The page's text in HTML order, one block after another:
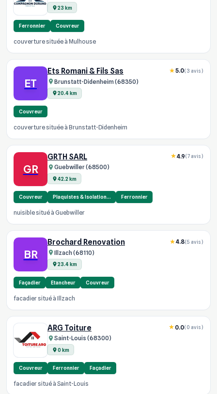
23 km
Ferronnier Couvreur
couverture située à Mulhouse
ET
Ets Romani & Fils Sas
Brunstatt-Didenheim (68350)
20.4 km
5.0(3 avis)
Couvreur
couverture située à Brunstatt-Didenheim
GR
GRTH SARL
Guebwiller (68500)
42.2 km
4.9(7 avis)
Couvreur Plaquistes & Isolation… Ferronnier
nuisible situé à Guebwiller
BR
Brochard Renovation
Illzach (68110)
23.4 km
4.8(5 avis)
Façadier Etancheur Couvreur
facadier situé à Illzach
ARG Toiture
Saint-Louis (68300)
0 km
0.0(0 avis)
Couvreur Ferronnier Façadier
facadier situé à Saint-Louis